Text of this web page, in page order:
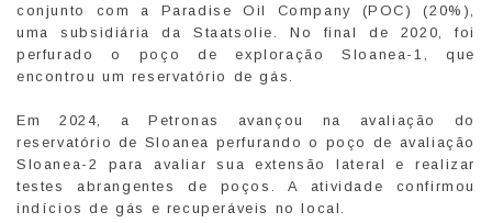
conjunto com a Paradise Oil Company (POC) (20%),
uma subsidiária da Staatsolie. No final de 2020, foi
perfurado o poço de exploração Sloanea-1, que
encontrou um reservatório de gás.
Em 2024, a Petronas avançou na avaliação do
reservatório de Sloanea perfurando o poço de avaliação
Sloanea-2 para avaliar sua extensão lateral e realizar
testes abrangentes de poços. A atividade confirmou
indícios de gás e recuperáveis no local.